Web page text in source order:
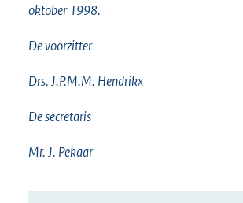
oktober 1998.
De voorzitter
Drs. J.P.M.M. Hendrikx
De secretaris
Mr. J. Pekaar